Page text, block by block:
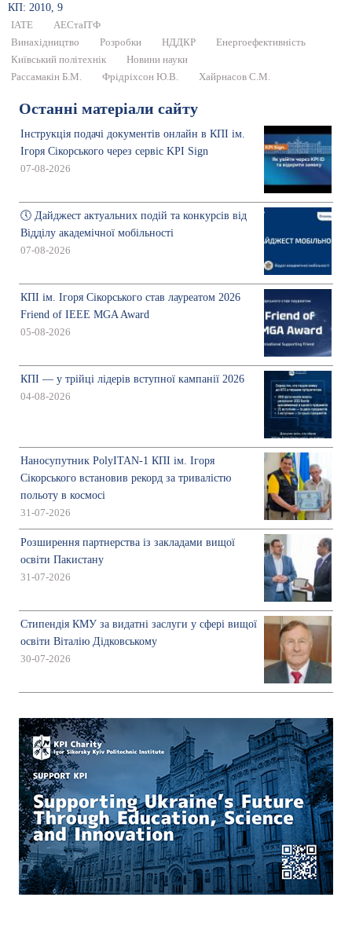
КП: 2010, 9
ІАТЕ
АЕСтаІТФ
Винахідництво
Розробки НДДКР
Енергоефективність
Київський політехнік
Новини науки
Рассамакін Б.М.
Фрідріхсон Ю.В. Хайрнасов С.М.
Останні матеріали сайту
Інструкція подачі документів онлайн в КПІ ім.
Ігоря Сікорського через сервіс KPI Sign
07-08-2026
🕔 Дайджест актуальних подій та конкурсів від
Відділу академічної мобільності
07-08-2026
КПІ ім. Ігоря Сікорського став лауреатом 2026
Friend of IEEE MGA Award
05-08-2026
КПІ — у трійці лідерів вступної кампанії 2026
04-08-2026
Наносупутник PolyITAN-1 КПІ ім. Ігоря
Сікорського встановив рекорд за тривалістю
польоту в космосі
31-07-2026
Розширення партнерства із закладами вищої
освіти Пакистану
31-07-2026
Стипендія КМУ за видатні заслуги у сфері вищої
освіти Віталію Дідковському
30-07-2026